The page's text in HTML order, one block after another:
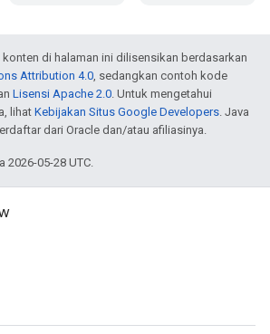
di halaman ini dilisensikan berdasarkan
Attribution 4.0, sedangkan contoh kode
Lisensi Apache 2.0. Untuk mengetahui
lihat Kebijakan Situs Google Developers. Java
dari Oracle dan/atau afiliasinya.
2026-05-28 UTC.